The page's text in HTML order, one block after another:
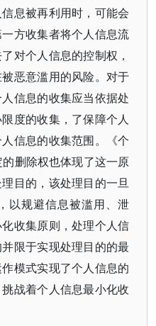
息被再利用时，可能会
方收集者将个人信息流
对个人信息的控制权，
恶意滥用的风险。对于
信息的收集应当依据处
度的收集，了保障个人
信息的收集范围。《个
删除权也体现了这一原
目的，该处理目的一旦
以规避信息被滥用、泄
收集原则，处理个人信
限于实现处理目的的最
模式实现了个人信息的
战着个人信息最小化收